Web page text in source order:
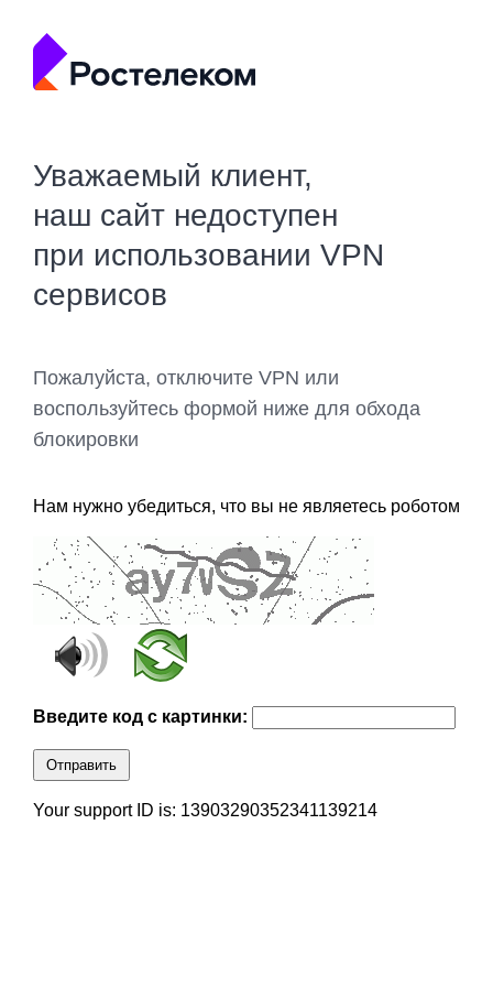
Уважаемый клиент,
наш сайт недоступен
при использовании VPN
сервисов
Пожалуйста, отключите VPN или
воспользуйтесь формой ниже для обхода
блокировки
Нам нужно убедиться, что вы не являетесь роботом
Введите код с картинки:
Отправить
Your support ID is: 13903290352341139214